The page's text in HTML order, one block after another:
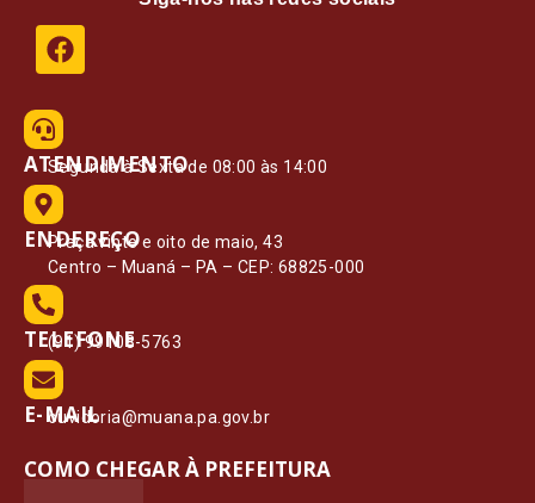
ATENDIMENTO
Segunda à Sexta de 08:00 às 14:00
ENDEREÇO
Praça vinte e oito de maio, 43
Centro – Muaná – PA – CEP: 68825-000
TELEFONE
(91) 99108-5763
E-MAIL
ouvidoria@muana.pa.gov.br
COMO CHEGAR À PREFEITURA